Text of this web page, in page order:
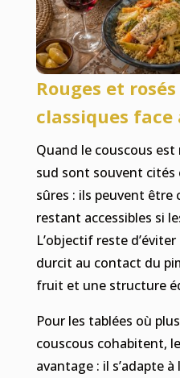
Rouges et
classiques face
Quand le couscous est
sud sont souvent cités
sûres : ils peuvent
restant accessibles si
L’objectif reste
durcit au contact du
fruit et une structure
Pour les tablées où
couscous cohabitent,
avantage : il s’adapte